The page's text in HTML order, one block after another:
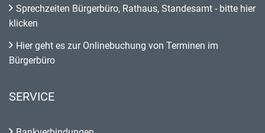
Sprechzeiten Bürgerbüro, Rathaus, Standesamt - bitte hier
klicken
Hier geht es zur Onlinebuchung von Terminen im
Bürgerbüro
SERVICE